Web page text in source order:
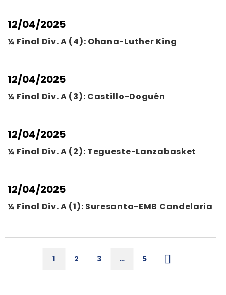
12/04/2025
¼ Final Div. A (4): Ohana-Luther King
12/04/2025
¼ Final Div. A (3): Castillo-Doguén
12/04/2025
¼ Final Div. A (2): Tegueste-Lanzabasket
12/04/2025
¼ Final Div. A (1): Suresanta-EMB Candelaria
1 2 3 … 5